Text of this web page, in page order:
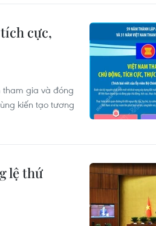
cực,
tham gia và đóng
kiến tạo tương
lệ thứ